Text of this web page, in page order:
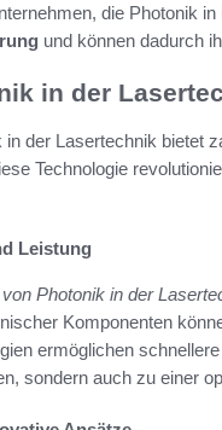
die Photonik
und können dadurch
in der
der Lasertechnik bietet
Technologie
Leistung
von Photonik in der
Komponenten
ermöglichen
sondern auch zu einer